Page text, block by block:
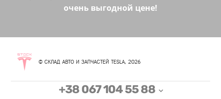
очень выгодной цене!
© СКЛАД АВТО И ЗАПЧАСТЕЙ TESLA, 2026
+38 067 104 55 88